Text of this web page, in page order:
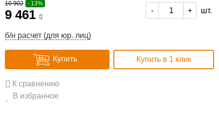
10 902 - 13%
9 461 - + шт.
б/н расчет (для юр. лиц)
Купить Купить в 1 клик
К сравнению
В избранное